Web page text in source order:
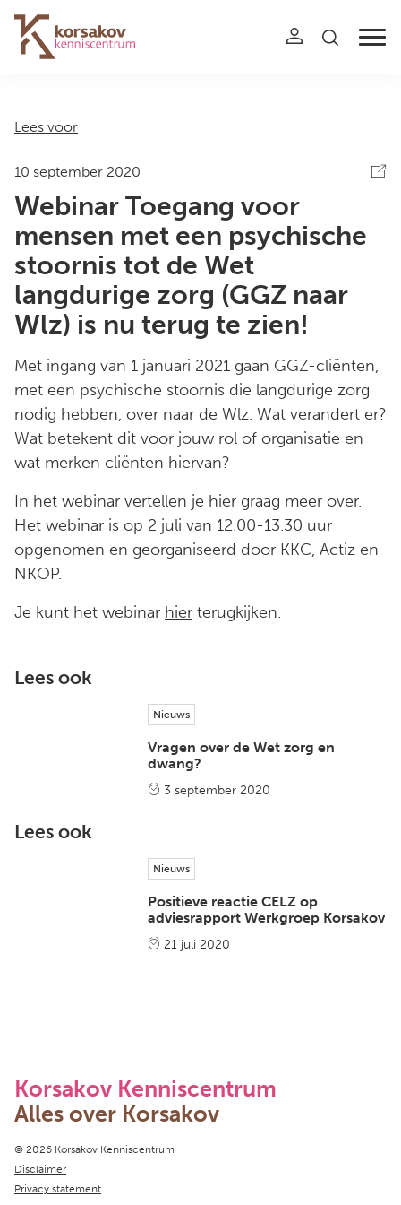
Navigation
Lees voor
10 september 2020
Webinar Toegang voor
mensen met een psychische
stoornis tot de Wet
langdurige zorg (GGZ naar
Wlz) is nu terug te zien!
Met ingang van 1 januari 2021 gaan GGZ-cliënten,
met een psychische stoornis die langdurige zorg
nodig hebben, over naar de Wlz. Wat verandert er?
Wat betekent dit voor jouw rol of organisatie en
wat merken cliënten hiervan?
In het webinar vertellen je hier graag meer over.
Het webinar is op 2 juli van 12.00-13.30 uur
opgenomen en georganiseerd door KKC, Actiz en
NKOP.
Je kunt het webinar hier terugkijken.
Lees ook
Nieuws
Vragen over de Wet zorg en
dwang?
3 september 2020
Lees ook
Nieuws
Positieve reactie CELZ op
adviesrapport Werkgroep Korsakov
21 juli 2020
Korsakov Kenniscentrum
Alles over Korsakov
Copyright navigation
© 2026 Korsakov Kenniscentrum
Disclaimer
Privacy statement